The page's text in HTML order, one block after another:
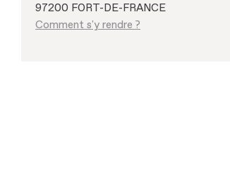
97200 FORT-DE-FRANCE
Comment s'y rendre ?